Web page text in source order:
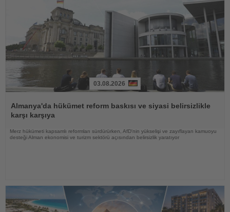
Oku
03.08.2026
Almanya'da hükümet reform baskısı ve siyasi belirsizlikle
karşı karşıya
Merz hükümeti kapsamlı reformları sürdürürken, AfD'nin yükselişi ve zayıflayan kamuoyu
desteği Alman ekonomisi ve turizm sektörü açısından belirsizlik yaratıyor